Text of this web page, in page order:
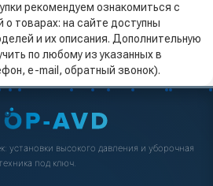
рекомендуем ознакомиться с
товарах: на сайте доступны
и их описания. Дополнительную
по любому из указанных в
e-mail, обратный звонок).
установки высокого давления и уборочная
техника под ключ.